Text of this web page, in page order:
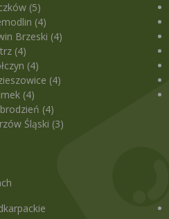
(5)
(4)
Brzeski (4)
(4)
(4)
(4)
(4)
(4)
Śląski (3)